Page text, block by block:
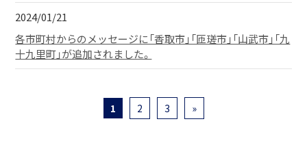
2024/01/21
各市町村からのメッセージに「香取市」「匝瑳市」「山武市」「九
十九里町」が追加されました。
1 2 3 »